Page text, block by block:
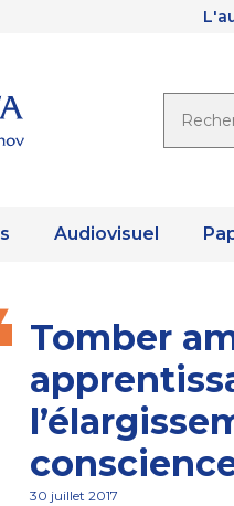
Audiovisuel
Tomber
30 juillet 2017